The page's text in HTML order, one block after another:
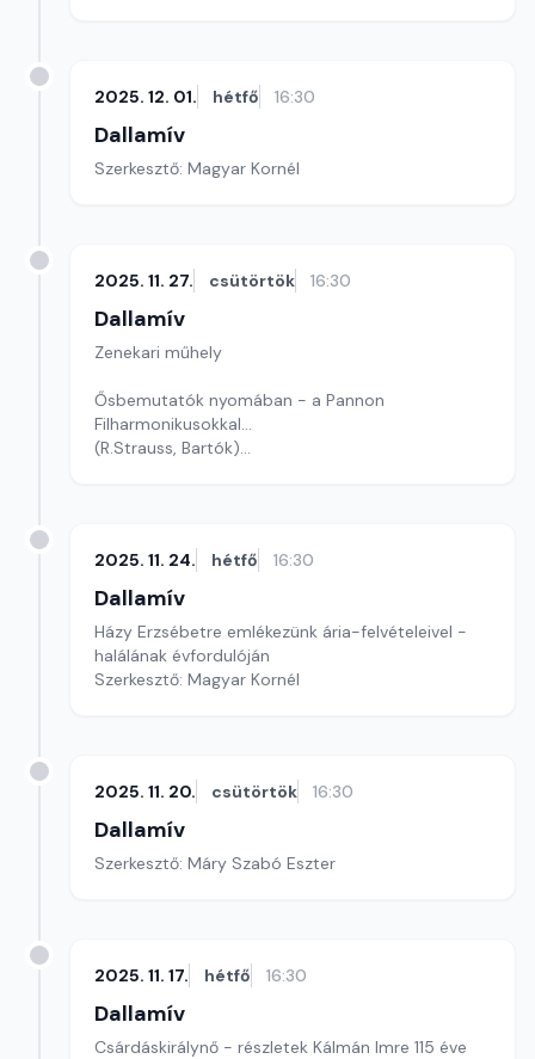
2025. 12. 01. hétfő 16:30
Dallamív
Szerkesztő: Magyar Kornél
2025. 11. 27. csütörtök 16:30
Dallamív
Zenekari műhely
Ősbemutatók nyomában - a Pannon
Filharmonikusokkal...
(R.Strauss, Bartók)
2025. 11. 24. hétfő 16:30
Dallamív
Házy Erzsébetre emlékezünk ária-felvételeivel -
halálának évfordulóján
Szerkesztő: Magyar Kornél
2025. 11. 20. csütörtök 16:30
Dallamív
Szerkesztő: Máry Szabó Eszter
2025. 11. 17. hétfő 16:30
Dallamív
Csárdáskirálynő - részletek Kálmán Imre 115 éve